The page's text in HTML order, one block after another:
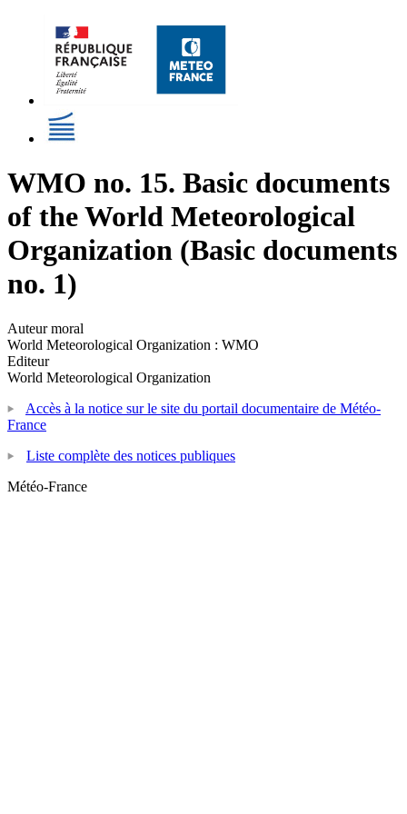
WMO no. 15. Basic documents
of the World Meteorological
Organization (Basic documents
no. 1)
Auteur moral
World Meteorological Organization : WMO
Editeur
World Meteorological Organization
Accès à la notice sur le site du portail documentaire de Météo-
France
Liste complète des notices publiques
Météo-France